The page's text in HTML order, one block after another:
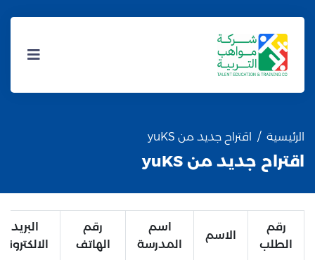
الرئيسية اقتراح جديد من yuKS
اقتراح جديد من yuKS
رقم
الطلب
الاسم
اسم
المدرسة
رقم
الهاتف
البريد
الالكتروني